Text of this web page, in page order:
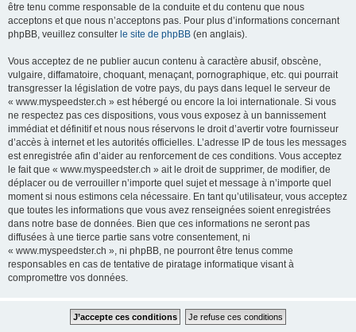
être tenu comme responsable de la conduite et du contenu que nous
acceptons et que nous n’acceptons pas. Pour plus d’informations concernant
phpBB, veuillez consulter le site de phpBB (en anglais).
Vous acceptez de ne publier aucun contenu à caractère abusif, obscène,
vulgaire, diffamatoire, choquant, menaçant, pornographique, etc. qui pourrait
transgresser la législation de votre pays, du pays dans lequel le serveur de
« www.myspeedster.ch » est hébergé ou encore la loi internationale. Si vous
ne respectez pas ces dispositions, vous vous exposez à un bannissement
immédiat et définitif et nous nous réservons le droit d’avertir votre fournisseur
d’accès à internet et les autorités officielles. L’adresse IP de tous les messages
est enregistrée afin d’aider au renforcement de ces conditions. Vous acceptez
le fait que « www.myspeedster.ch » ait le droit de supprimer, de modifier, de
déplacer ou de verrouiller n’importe quel sujet et message à n’importe quel
moment si nous estimons cela nécessaire. En tant qu’utilisateur, vous acceptez
que toutes les informations que vous avez renseignées soient enregistrées
dans notre base de données. Bien que ces informations ne seront pas
diffusées à une tierce partie sans votre consentement, ni
« www.myspeedster.ch », ni phpBB, ne pourront être tenus comme
responsables en cas de tentative de piratage informatique visant à
compromettre vos données.